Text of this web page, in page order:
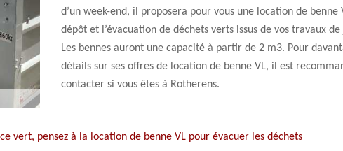
d’un week-end, il proposera pour vous une location de benne
dépôt et l’évacuation de déchets verts issus de vos travaux
Les bennes auront une capacité à partir de 2 m3. Pour
détails sur ses offres de location de benne VL, il est
contacter si vous êtes à Rotherens.
vert, pensez à la location de benne VL pour évacuer les déchets